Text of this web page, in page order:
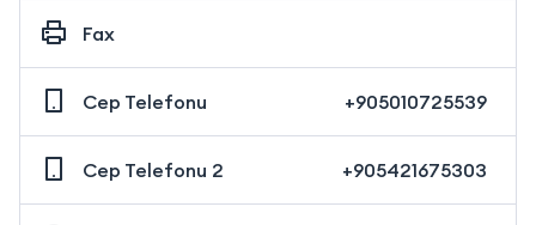
Fax
Cep Telefonu +905010725539
Cep Telefonu 2 +905421675303